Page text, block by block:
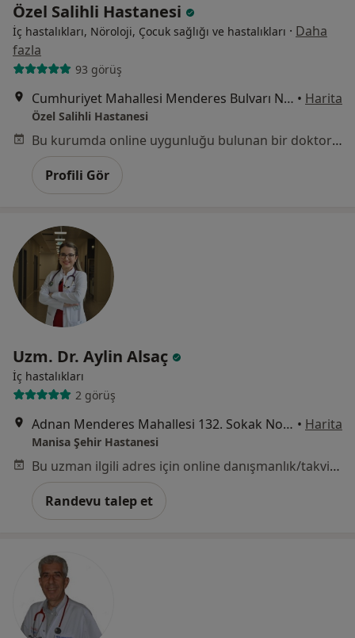
Özel Salihli Hastanesi
İç hastalıkları, Nöroloji, Çocuk sağlığı ve hastalıkları · Daha
fazla
93 görüş
Cumhuriyet Mahallesi Menderes Bulvarı No:48, Manisa • Harita
Özel Salihli Hastanesi
Bu kurumda online uygunluğu bulunan bir doktor veya uzman bulunamadı
Profili Gör
Uzm. Dr. Aylin Alsaç
İç hastalıkları
2 görüş
Adnan Menderes Mahallesi 132. Sokak No:15, Manisa • Harita
Manisa Şehir Hastanesi
Bu uzman ilgili adres için online danışmanlık/takvim sunmuyor.
Randevu talep et